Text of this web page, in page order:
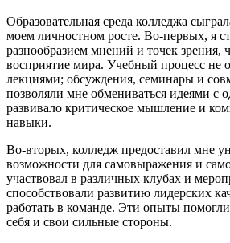
Образовательная среда колледжа
моем личностном росте. Во-первых, я
разнообразием мнений и точек зрения,
восприятие мира. Учебный процесс не
лекциями; обсуждения, семинары и
позволяли мне обмениваться идеями с
развивало критическое мышление и
навыки.
Во-вторых, колледж предоставил мне
возможности для самовыражения и
участвовал в различных клубах и
способствовали развитию лидерских
работать в команде. Эти опыты
себя и свои сильные стороны.